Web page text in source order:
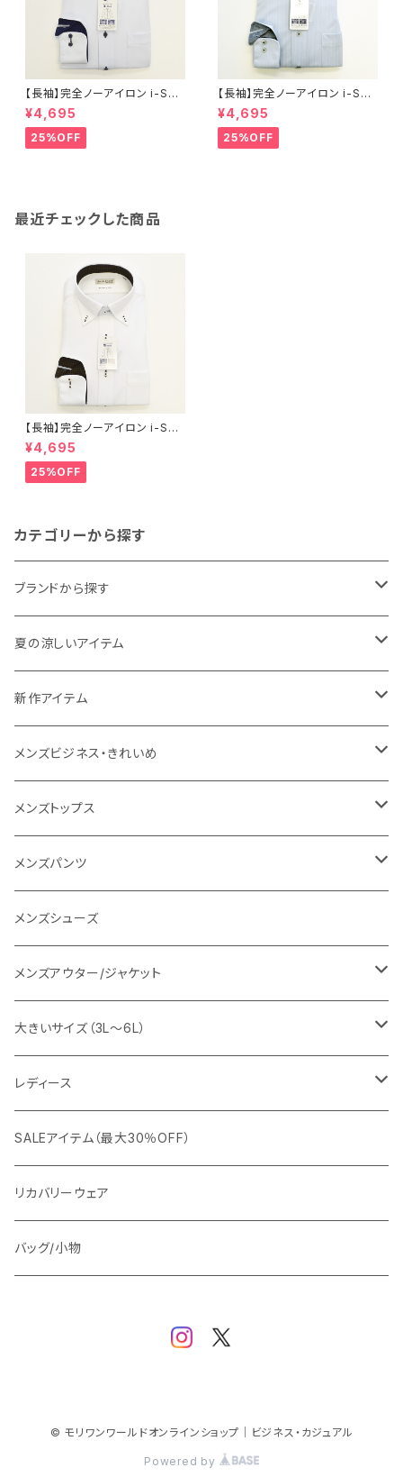
【長袖】完全ノーアイロン i-Shir
t｜ワイシャツ 形態安定 レギュ
ラーシルエット ボタンダウン ド
ビー メンズ ビジネス dhw397
a-bd-81 サックス
¥4,695
25%OFF
【長袖】完全ノーアイロン i-Shir
t｜ワイシャツ 形態安定 レギュ
ラーシルエット ボタンダウン ス
トライプ メンズ ビジネス dhw3
¥4,695
25%OFF
最近チェックした商品
【長袖】完全ノーアイロン i-Shir
t｜ワイシャツ 形態安定 レギュ
ラーシルエット ボタンダウン ド
ビー メンズ ビジネス dhw397
a-bd-01 ホワイト
¥4,695
25%OFF
カテゴリーから探す
ブランドから探す
THE NORTH FACE
NANGA
1PIU1UGUALE3 RELAX
go slow caravan
SY32 by SWEET YEARS
URBAN SQUARE
EDWIN
snow peak
G-stage
TETEHOMME
TAION
夏の涼しいアイテム
メンズ
レディース
新作アイテム
メンズ
レディース
メンズビジネス・きれいめ
スーツ
カジュアルセットアップ
スラックス
ワイシャツ
シューズ
フォーマル
Tシャツ/ポロシャツ
メンズトップス
Tシャツ/カットソー
シャツ/ポロシャツ
パーカー/スウェット
ニット
メンズパンツ
デニムパンツ
イージーパンツ
スラックス
メンズシューズ
メンズアウター/ジャケット
ジャケット
カジュアルジャケット
ビジネスジャケット
ブルゾン
コート
マウンテンパーカー/アウトドア
ダウン / 中綿アウター
大きいサイズ（3L～6L）
ビジネス
セットアップ
ワイシャツ
カジュアル
ニット/Tシャツ/カットソー
スウェット/パーカー
アウター
レディース
アウター
トップス（ブラウス/カットソー）
ジャケット
SALEアイテム（最大30％OFF）
リカバリーウェア
バッグ/小物
© モリワンワールドオンラインショップ｜ビジネス・カジュアル
Powered by